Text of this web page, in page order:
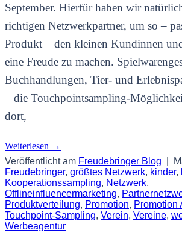
September. Hierfür haben wir
richtigen Netzwerkpartner, um so –
Produkt – den kleinen Kundinnen
eine Freude zu machen.
Buchhandlungen, Tier- und
– die Touchpointsampling-
dort,
Weiterlesen →
Veröffentlicht am Freudebringer Blog
Freudebringer, größtes Netzwerk, kinder,
Kooperationssampling, Netzwerk,
Offlineinfluencermarketing,
Produktverteilung, Promotion, Promotion
Touchpoint-Sampling, Verein, Vereine,
Werbeagentur